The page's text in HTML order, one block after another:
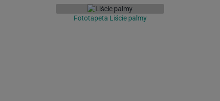
Fototapeta Liście palmy